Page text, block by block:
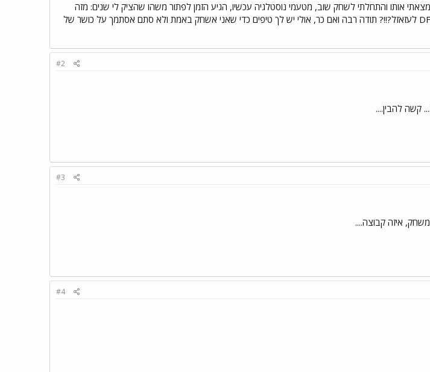
אני לא כזה בחור של משחקי המנג'ר, פעם שיחקתי במנג'ר 97-98 מצאתי אותו והתחלתי לשחק שוב, מטעמי נוסטלגיה עכשיו, הגיע הזמן לפתור משהו שהציק לי שנים: מזה
dfk? צריך לבחור שחקנים לקרנות CNR, פנדלים PEN, אבל מה DFK לעזאזל?!!? תודה רבה ואם כר, אולי יש לך טיפים כדי שאני אשחק באמת ולא סתם אסתמך על כושר של
#2
קשה להבין....
#3
איזה קבוצה....
#4